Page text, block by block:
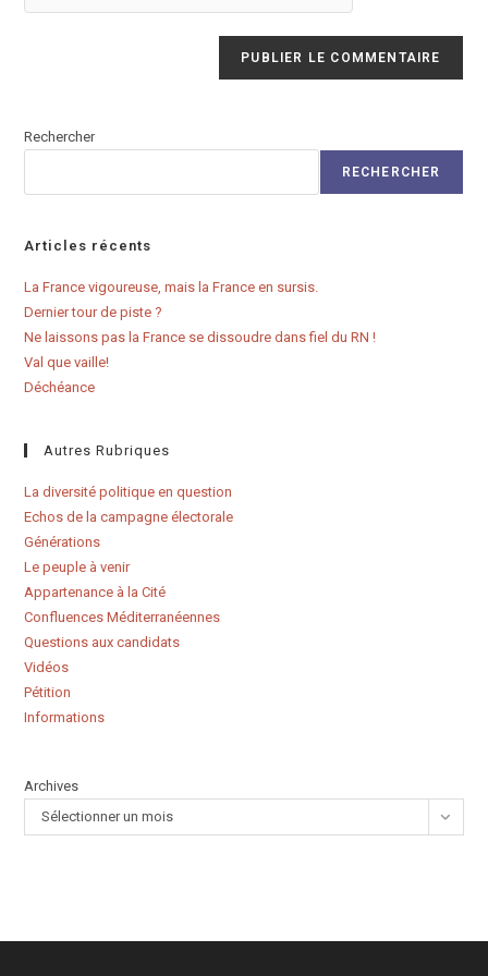
(facultatif)
Rechercher
RECHERCHER
Articles récents
La France vigoureuse, mais la France en sursis.
Dernier tour de piste ?
Ne laissons pas la France se dissoudre dans fiel du RN !
Val que vaille!
Déchéance
Autres Rubriques
La diversité politique en question
Echos de la campagne électorale
Générations
Le peuple à venir
Appartenance à la Cité
Confluences Méditerranéennes
Questions aux candidats
Vidéos
Pétition
Informations
Archives
Sélectionner un mois